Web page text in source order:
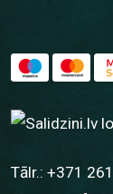
Tālr.: +371